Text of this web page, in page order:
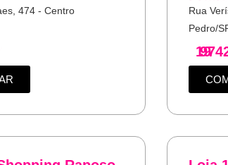
474 - Centro
Rua
Pedro/
19